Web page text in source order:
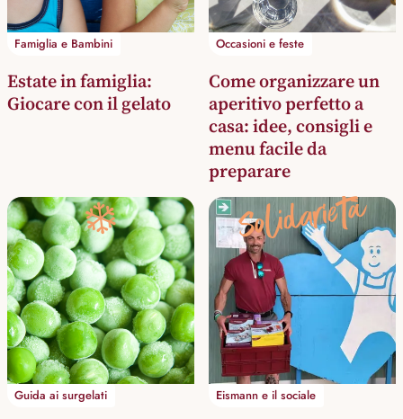
Famiglia e Bambini
Estate in famiglia:
Giocare con il gelato
Occasioni e feste
Come organizzare un
aperitivo perfetto a
casa: idee, consigli e
menu facile da
preparare
❄️
Guida ai surgelati
Solidarietà
Eismann e il sociale